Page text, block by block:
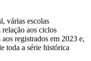
várias escolas
relação aos ciclos
registrados em 2023 e,
toda a série histórica